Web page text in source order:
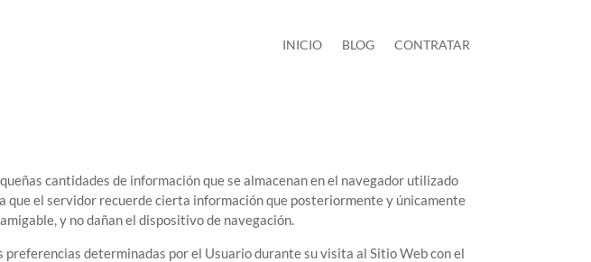
INICIO BLOG CONTRATAR
cantidades de información que se almacenan en el navegador utilizado
el servidor recuerde cierta información que posteriormente y únicamente
y no dañan el dispositivo de navegación.
determinadas por el Usuario durante su visita al Sitio Web con el